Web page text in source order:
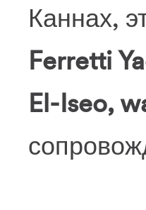
Каннах,
Ferretti
El-Iseo,